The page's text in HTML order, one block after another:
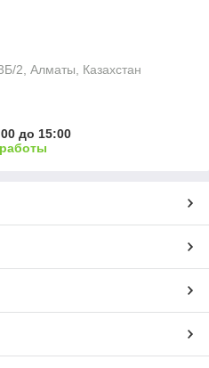
2, Алматы, Казахстан
до 15:00